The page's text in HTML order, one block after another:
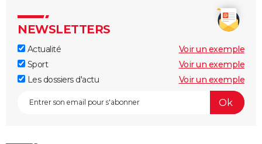
NEWSLETTERS
Actualité
Voir un exemple
Sport
Voir un exemple
Les dossiers d'actu
Voir un exemple